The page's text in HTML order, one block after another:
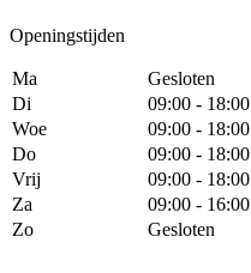
Openingstijden
Ma
Gesloten
Di
09:00 - 18:00
Woe
09:00 - 18:00
Do
09:00 - 18:00
Vrij
09:00 - 18:00
Za
09:00 - 16:00
Zo
Gesloten